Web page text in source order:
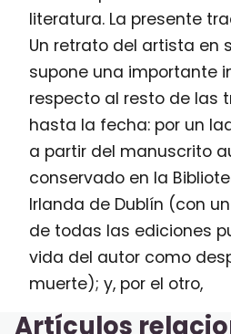
literatura. La presente
Un retrato del artista en
supone una importante
respecto al resto de las
hasta la fecha: por un
a partir del manuscrito
conservado en la
Irlanda de Dublín (con
de todas las ediciones
vida del autor como
muerte); y, por el otro,
Artículos